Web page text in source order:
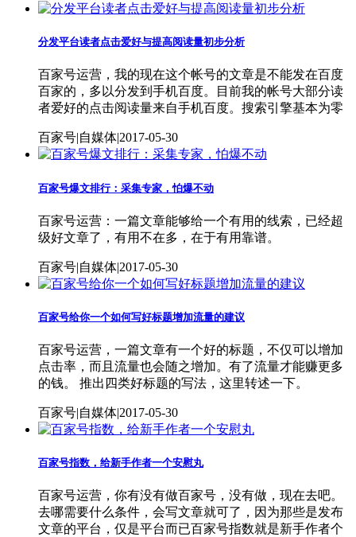
分发平台读者点击爱好与提高阅读量初步分析
百家号运营，我的现在这个帐号的文章是不能发在百度
百家的，多以分发到手机百度。目前我的帐号大部分读
者爱好的点击阅读量来自手机百度。搜索引擎基本为零
百家号|自媒体|2017-05-30
百家号爆文排行：采集专家，怕爆不动
百家号运营：一篇文章能够给一个有用的线索，已经超
级好文章了，有用不在多，在于有用靠谱。
百家号|自媒体|2017-05-30
百家号给你一个如何写好标题增加流量的建议
百家号运营，一篇文章有一个好的标题，不仅可以增加
点击率，而且流量也会随之增加。有了流量才能赚更多
的钱。 推出四类好标题的写法，这里转述一下。
百家号|自媒体|2017-05-30
百家号指数，给新手作者一个安慰丸
百家号运营，你有没有做百家号，没有做，现在去吧。
去哪需要什么条件，会写文章就可了，因为那些是发布
文章的平台，仅是平台而已百家号指数就是新手作者个